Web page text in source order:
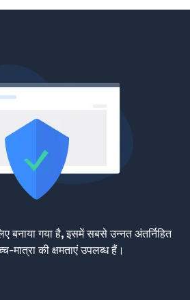
बनाया गया है, इसमें सबसे उन्नत अंतर्निहित
मात्रा की क्षमताएं उपलब्ध हैं।